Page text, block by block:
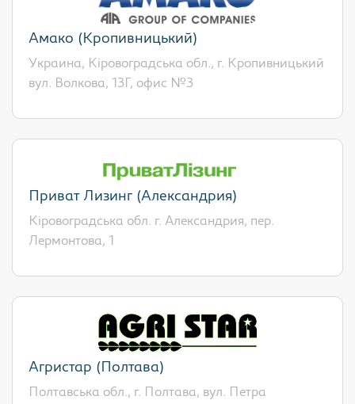
Амако (Кропивницький)
Украина, Кіровоградська обл., г. Кропивницький
вул. Волкова, 13Г, офис №3
Приват Лизинг (Александрия)
Кіровоградська обл. г. Александрия, пер.
Лермонтова, 1
Агристар (Полтава)
Полтавська обл., г. Полтава, вул. Петра